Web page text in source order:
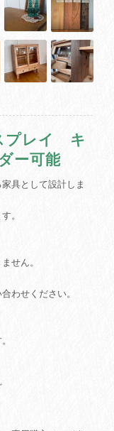
プレイ キ
ー可能
具として設計しま
。
せん。
わせください。